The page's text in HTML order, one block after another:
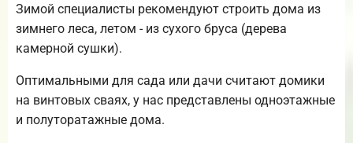
Зимой специалисты рекомендуют строить дома из
зимнего леса, летом - из сухого бруса (дерева
камерной сушки).
Оптимальными для сада или дачи считают домики
на винтовых сваях, у нас представлены одноэтажные
и полуторатажные дома.